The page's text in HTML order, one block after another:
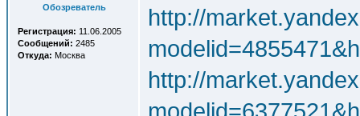
Обозреватель
Регистрация: 11.06.2005
Сообщений: 2485
Откуда: Москва
http://
http://